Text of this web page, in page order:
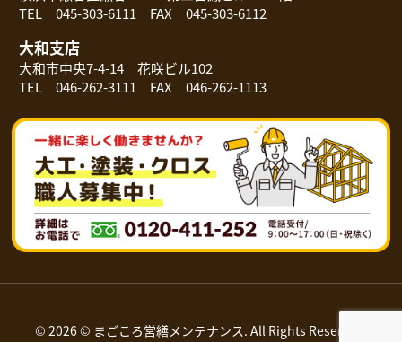
TEL 045-303-6111 FAX 045-303-6112
大和支店
大和市中央7-4-14 花咲ビル102
TEL 046-262-3111 FAX 046-262-1113
© 2026 © まごころ営繕メンテナンス. All Rights Reserved.